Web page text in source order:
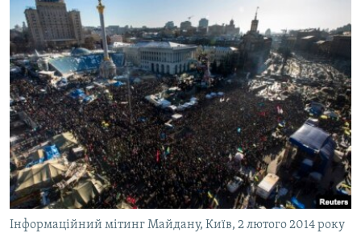
Інформаційний мітинг Майдану, Київ, 2 лютого 2014 року